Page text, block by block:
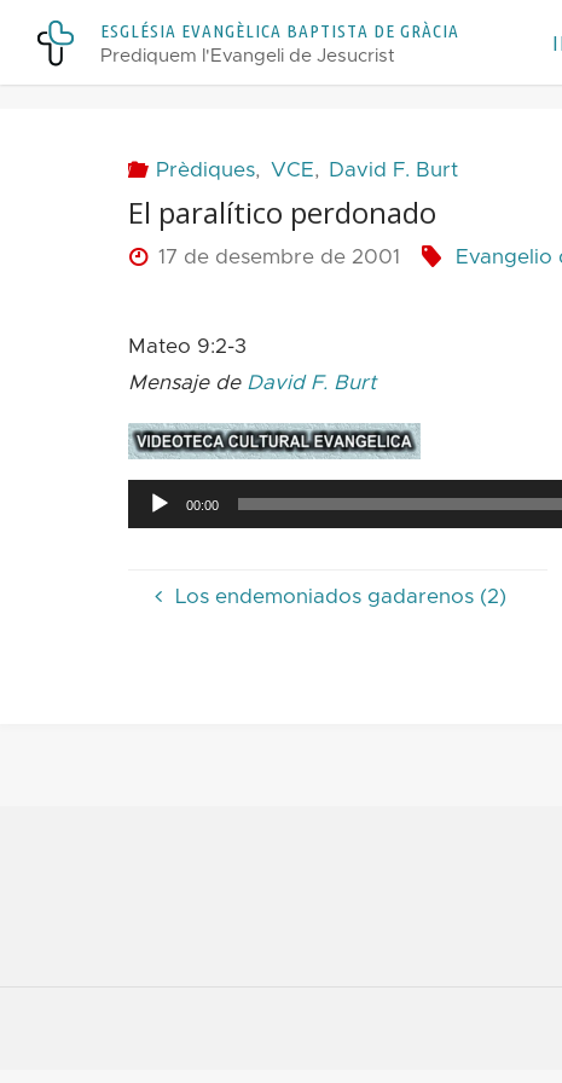
content
ESGLÉSIA EVANGÈLICA BAPTISTA DE GRÀCIA
Prediquem l'Evangeli de Jesucrist
Prèdiques, VCE, David F. Burt
El paralítico perdonado
17 de desembre de 2001 Evangelio
Mateo 9:2-3
Mensaje de David F. Burt
Reproductor
d'àudio
00:00
Los endemoniados gadarenos (2)